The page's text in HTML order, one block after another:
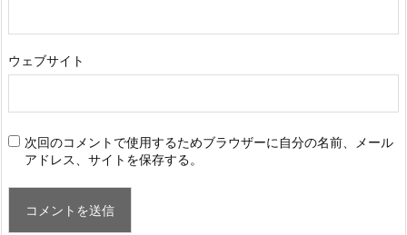
ウェブサイト
次回のコメントで使用するためブラウザーに自分の名前、メール
アドレス、サイトを保存する。